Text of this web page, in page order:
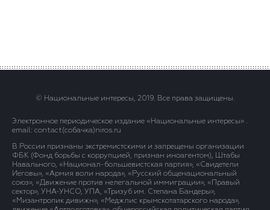
© Национальные интересы, 2019. Все права защищены.
Электронное периодическое издание «Национальные интересы» .
email: contact(сoбaчка)niros.ru
В России признаны экстремистскими и запрещены организации
ФБК (Фонд борьбы с коррупцией, признан иноагентом), Штабы
Навального, «Национал-большевистская партия», «Свидетели
Иеговы», «Армия воли народа», «Русский общенациональный
союз», «Движение против нелегальной иммиграции», «Правый
сектор», УНА-УНСО, УПА, «Тризуб им. Степана Бандеры»,
«Мизантропик дивижн», «Меджлис крымскотатарского народа»,